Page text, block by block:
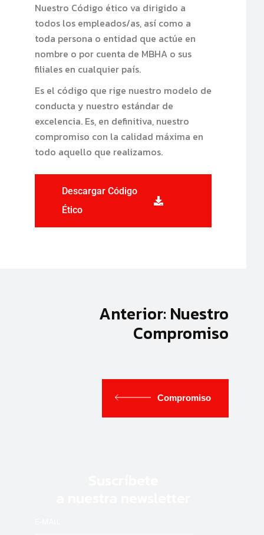
Nuestro Código ético va dirigido a
todos los empleados/as, así como a
toda persona o entidad que actúe en
nombre o por cuenta de MBHA o sus
filiales en cualquier país.
Es el código que rige nuestro modelo de
conducta y nuestro estándar de
excelencia. Es, en definitiva, nuestro
compromiso con la calidad máxima en
todo aquello que realizamos.
Descargar Código
Ético
Anterior: Nuestro
Compromiso
Compromiso